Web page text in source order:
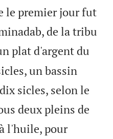
le premier jour fut
de la tribu
plat d'argent du
un bassin
sicles, selon le
deux pleins de
l'huile, pour